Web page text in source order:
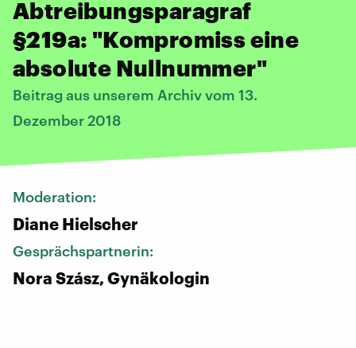
Abtreibungsparagraf
§219a: "Kompromiss eine
absolute Nullnummer"
Beitrag aus unserem Archiv vom 13.
Dezember 2018
Moderation:
Diane Hielscher
Gesprächspartnerin:
Nora Szász, Gynäkologin